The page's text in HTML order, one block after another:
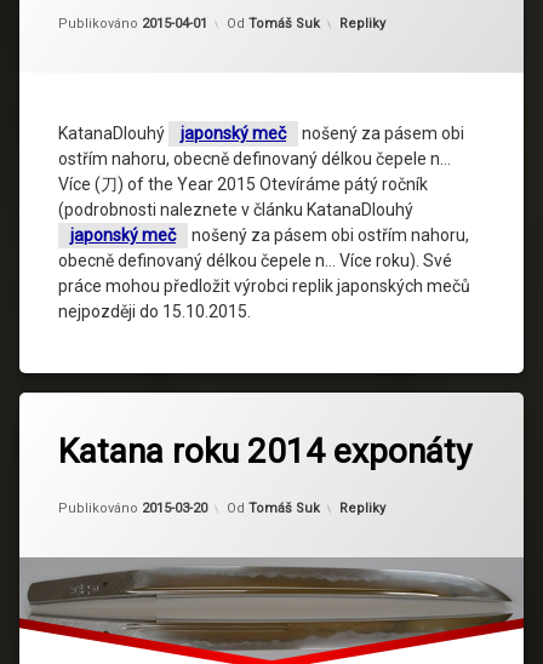
Publikováno 2015-04-01 Od Tomáš Suk Kategorie:
Repliky
KatanaDlouhý japonský meč
nošený za pásem obi
ostřím nahoru, obecně definovaný délkou čepele n…
Více (刀) of the Year 2015 Otevíráme pátý ročník
(podrobnosti naleznete v článku KatanaDlouhý
japonský meč
nošený za pásem obi ostřím nahoru,
obecně definovaný délkou čepele n… Více roku). Své
práce mohou předložit výrobci replik japonských mečů
nejpozději do 15.10.2015.
Katana roku 2014 exponáty
Publikováno 2015-03-20 Od Tomáš Suk Kategorie:
Repliky